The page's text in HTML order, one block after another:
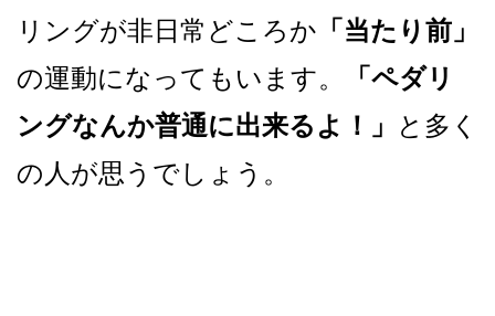
リングが非日常どころか 「当たり前」
の運動になってもいます。
「ペダリ
ングなんか普通に出来るよ！」
と多く
の人が思うでしょう。